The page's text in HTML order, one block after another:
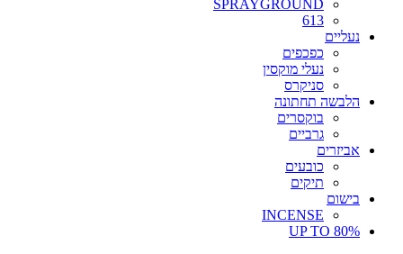
SPRAYGROUND
613
נעליים
כפכפים
נעלי מוקסין
סניקרס
הלבשה תחתונה
בוקסרים
גרביים
אביזרים
כובעים
תיקים
בישום
INCENSE
UP TO 80%